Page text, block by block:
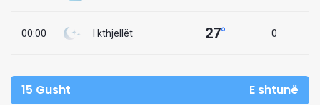
00:00 I kthjellët 27° 0
15 Gusht E shtunë